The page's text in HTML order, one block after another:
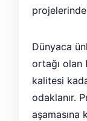
Dünyaca
ortağı olan
kalitesi
odaklanır.
aşamasına